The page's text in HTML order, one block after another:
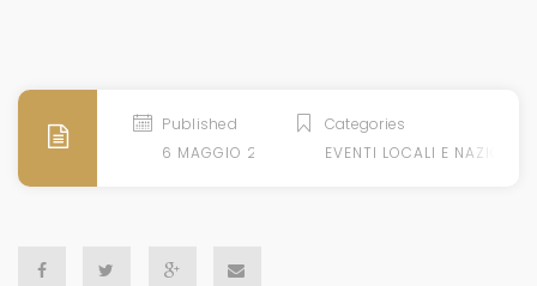
Published
6 MAGGIO 2018
Categories
EVENTI LOCALI E NAZIONALI